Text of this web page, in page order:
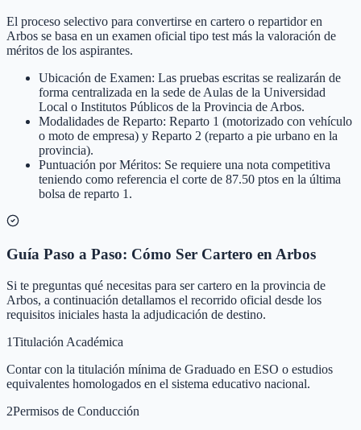
El proceso selectivo para convertirse en cartero o repartidor en
Arbos se basa en un examen oficial tipo test más la valoración de
méritos de los aspirantes.
Ubicación de Examen: Las pruebas escritas se realizarán de
forma centralizada en la sede de Aulas de la Universidad
Local o Institutos Públicos de la Provincia de Arbos.
Modalidades de Reparto: Reparto 1 (motorizado con vehículo
o moto de empresa) y Reparto 2 (reparto a pie urbano en la
provincia).
Puntuación por Méritos: Se requiere una nota competitiva
teniendo como referencia el corte de 87.50 ptos en la última
bolsa de reparto 1.
Guía Paso a Paso: Cómo Ser Cartero en Arbos
Si te preguntas qué necesitas para ser cartero en la provincia de
Arbos, a continuación detallamos el recorrido oficial desde los
requisitos iniciales hasta la adjudicación de destino.
1Titulación Académica
Contar con la titulación mínima de Graduado en ESO o estudios
equivalentes homologados en el sistema educativo nacional.
2Permisos de Conducción